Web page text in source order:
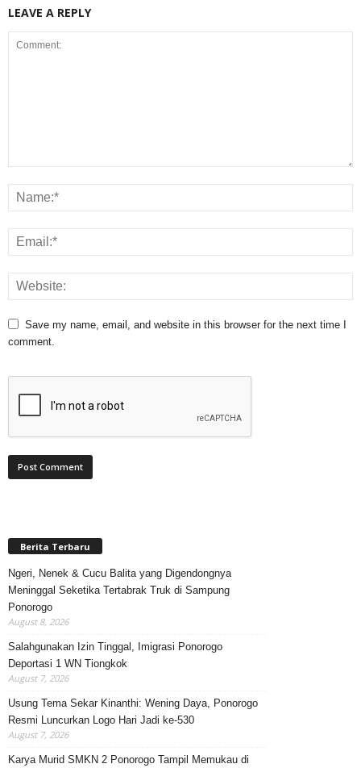
LEAVE A REPLY
Save my name, email, and website in this browser for the next time I
comment.
Berita Terbaru
Ngeri, Nenek & Cucu Balita yang Digendongnya
Meninggal Seketika Tertabrak Truk di Sampung
Ponorogo
August 8, 2026
Salahgunakan Izin Tinggal, Imigrasi Ponorogo
Deportasi 1 WN Tiongkok
August 7, 2026
Usung Tema Sekar Kinanthi: Wening Daya, Ponorogo
Resmi Luncurkan Logo Hari Jadi ke-530
August 7, 2026
Karya Murid SMKN 2 Ponorogo Tampil Memukau di